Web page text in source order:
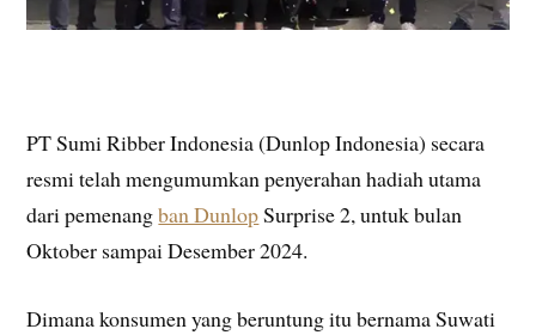
PT Sumi Ribber Indonesia (Dunlop Indonesia) secara
resmi telah mengumumkan penyerahan hadiah utama
dari pemenangban DunlopSurprise 2, untuk bulan
Oktober sampai Desember 2024.
Dimana konsumen yang beruntung itu bernama Suwati